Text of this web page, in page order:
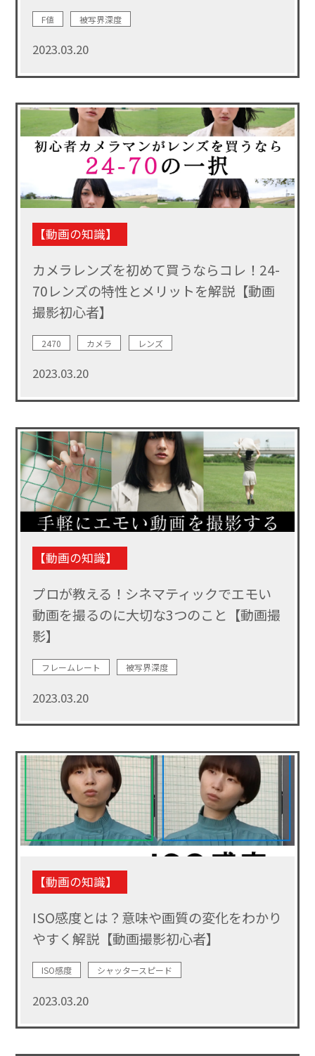
F値 被写界深度
2023.03.20
【動画の知識】
カメラレンズを初めて買うならコレ！24-
70レンズの特性とメリットを解説【動画
撮影初心者】
2470 カメラ レンズ
2023.03.20
【動画の知識】
プロが教える！シネマティックでエモい
動画を撮るのに大切な3つのこと【動画撮
影】
フレームレート 被写界深度
2023.03.20
【動画の知識】
ISO感度とは？意味や画質の変化をわかり
やすく解説【動画撮影初心者】
ISO感度 シャッタースピード
2023.03.20